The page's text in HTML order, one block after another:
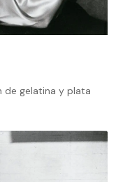
de gelatina y plata